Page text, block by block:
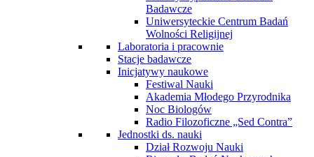
Badawcze
Uniwersyteckie Centrum Badań
Wolności Religijnej
Laboratoria i pracownie
Stacje badawcze
Inicjatywy naukowe
Festiwal Nauki
Akademia Młodego Przyrodnika
Noc Biologów
Radio Filozoficzne „Sed Contra”
Jednostki ds. nauki
Dział Rozwoju Nauki